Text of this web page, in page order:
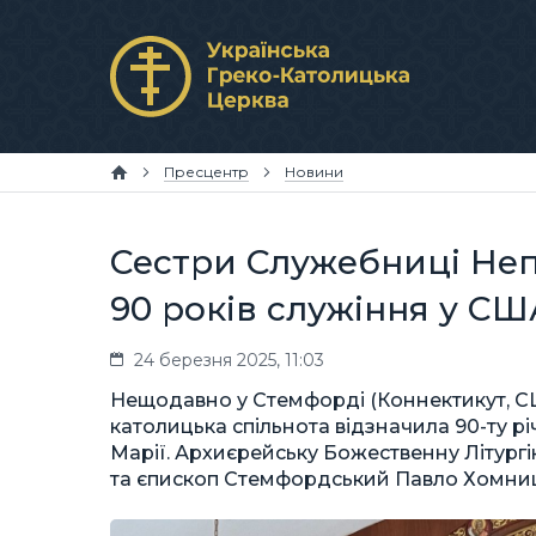
Пресцентр Новини
Сестри Служебниці
90 років служіння у
24 березня 2025, 11:03
Нещодавно у Стемфорді (Коннектикут,
католицька спільнота відзначила 90-ту
Марії. Архиєрейську Божественну
та єпископ Стемфордський Павло